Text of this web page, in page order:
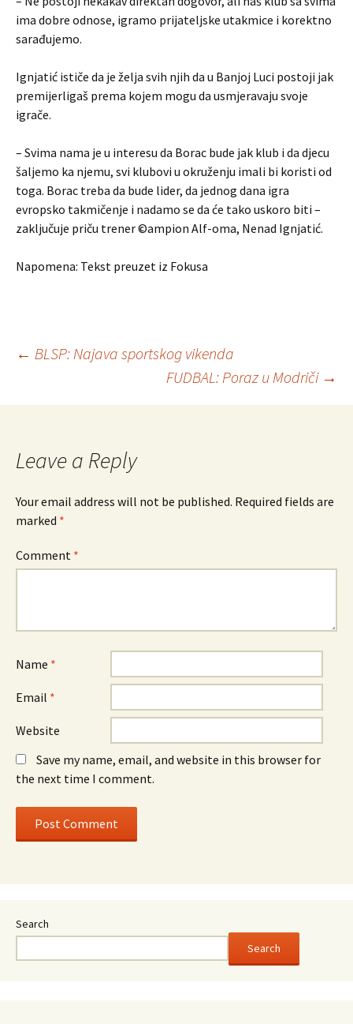
ima dobre odnose, igramo prijateljske utakmice i korektno
sarađujemo.
Ignjatić ističe da je želja svih njih da u Banjoj Luci postoji jak
premijerligaš prema kojem mogu da usmjeravaju svoje
igrače.
– Svima nama je u interesu da Borac bude jak klub i da djecu
šaljemo ka njemu, svi klubovi u okruženju imali bi koristi od
toga. Borac treba da bude lider, da jednog dana igra
evropsko takmičenje i nadamo se da će tako uskoro biti –
zaključuje priču trener ©ampion Alf-oma, Nenad Ignjatić.
Napomena: Tekst preuzet iz Fokusa
Post
navigation
← BLSP: Najava sportskog vikenda
FUDBAL: Poraz u Modriči →
Leave a Reply
Your email address will not be published. Required fields are
marked *
Comment *
Name *
Email *
Website
Save my name, email, and website in this browser for
the next time I comment.
Search
Search